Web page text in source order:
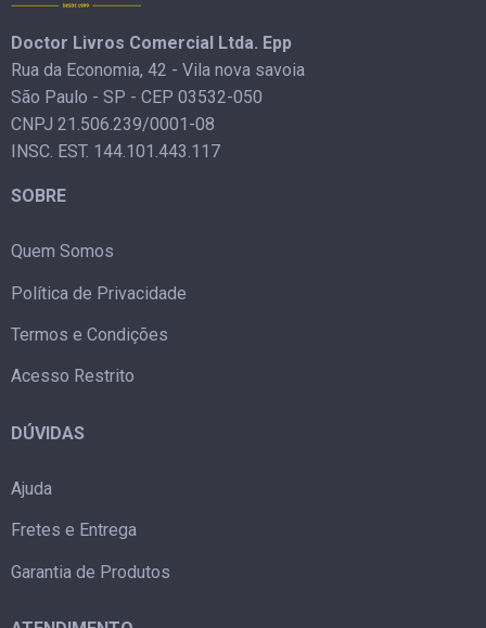
Doctor Livros Comercial Ltda. Epp
Rua da Economia, 42 - Vila nova savoia
São Paulo - SP - CEP 03532-050
CNPJ 21.506.239/0001-08
INSC. EST. 144.101.443.117
SOBRE
Quem Somos
Política de Privacidade
Termos e Condições
Acesso Restrito
DÚVIDAS
Ajuda
Fretes e Entrega
Garantia de Produtos